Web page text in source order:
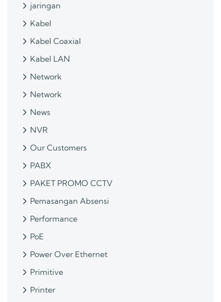
jaringan
Kabel
Kabel Coaxial
Kabel LAN
Network
Network
News
NVR
Our Customers
PABX
PAKET PROMO CCTV
Pemasangan Absensi
Performance
PoE
Power Over Ethernet
Primitive
Printer